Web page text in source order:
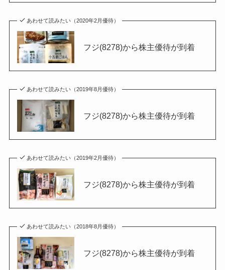
あわせて読みたい（2020年2月優待）
フジ(8278)から株主優待が到着
あわせて読みたい（2019年8月優待）
フジ(8278)から株主優待が到着
あわせて読みたい（2019年2月優待）
フジ(8278)から株主優待が到着
あわせて読みたい（2018年8月優待）
フジ(8278)から株主優待が到着